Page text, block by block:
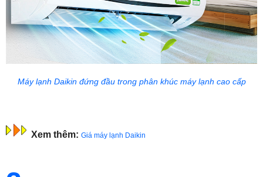
Máy lạnh Daikin đứng đầu trong phân khúc máy lạnh cao cấp
Xem thêm: Giá máy lạnh Daikin